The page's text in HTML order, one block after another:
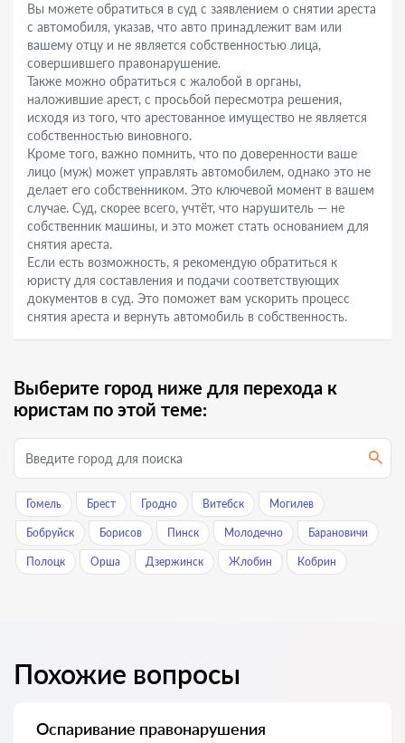
Вы можете обратиться в суд с заявлением о снятии ареста
с автомобиля, указав, что авто принадлежит вам или
вашему отцу и не является собственностью лица,
совершившего правонарушение.
Также можно обратиться с жалобой в органы,
наложившие арест, с просьбой пересмотра решения,
исходя из того, что арестованное имущество не является
собственностью виновного.
Кроме того, важно помнить, что по доверенности ваше
лицо (муж) может управлять автомобилем, однако это не
делает его собственником. Это ключевой момент в вашем
случае. Суд, скорее всего, учтёт, что нарушитель — не
собственник машины, и это может стать основанием для
снятия ареста.
Если есть возможность, я рекомендую обратиться к
юристу для составления и подачи соответствующих
документов в суд. Это поможет вам ускорить процесс
снятия ареста и вернуть автомобиль в собственность.
Выберите город ниже для перехода к
юристам по этой теме:
Гомель Брест Гродно Витебск Могилев
Бобруйск Борисов Пинск Молодечно Барановичи
Полоцк Орша Дзержинск Жлобин Кобрин
Похожие вопросы
Оспаривание правонарушения